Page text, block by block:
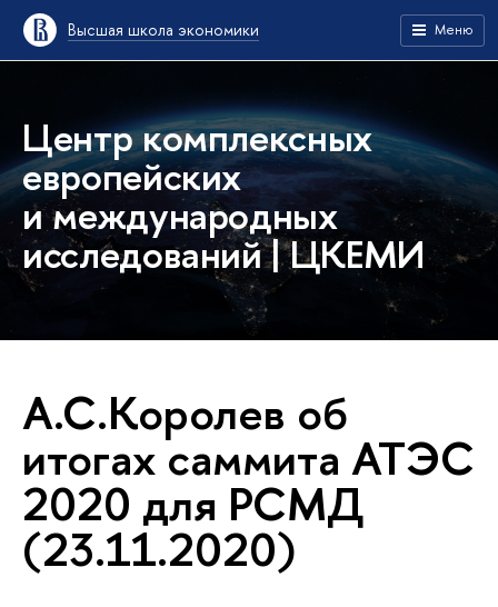
Высшая школа экономики Меню
Центр комплексных
европейских
и международных
исследований | ЦКЕМИ
А.С.Королев об
итогах саммита АТЭС
2020 для РСМД
(23.11.2020)